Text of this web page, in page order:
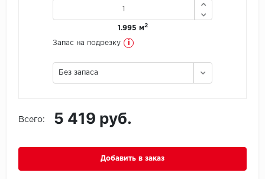
LG Decotile
Millenium
1.995 м2
Запас на подрезку i
Без запаса
Всего: 5 419 руб.
Добавить в заказ